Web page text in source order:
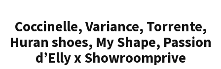
e
,
P
a
Coccinelle, Variance, Torrente,
Huran shoes, My Shape, Passion
d’Elly x Showroomprive